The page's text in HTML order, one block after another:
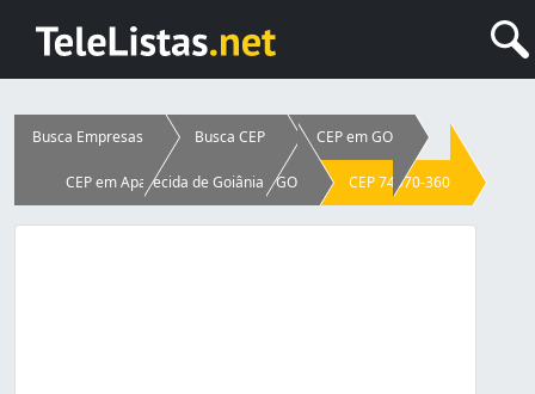
Busca Empresas Busca CEP CEP em GO
CEP em Aparecida de Goiânia - GO CEP 74970-360